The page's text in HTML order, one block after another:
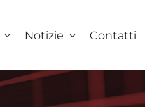
Notizie Contatti